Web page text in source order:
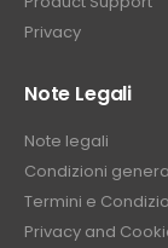
Privacy
Note Legali
Note legali
Condizioni
Termini e
Privacy and